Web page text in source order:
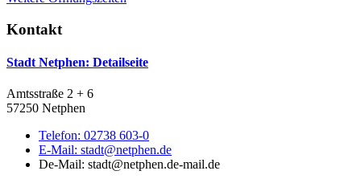
Kontakt
Stadt Netphen: Detailseite
Amtsstraße 2 + 6
57250 Netphen
Telefon: 02738 603-0
E-Mail: stadt@netphen.de
De-Mail: stadt@netphen.de-mail.de